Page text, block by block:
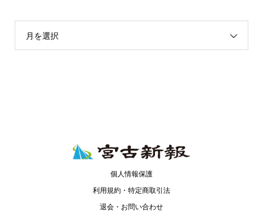
月を選択
個人情報保護
利用規約・特定商取引法
退会・お問い合わせ